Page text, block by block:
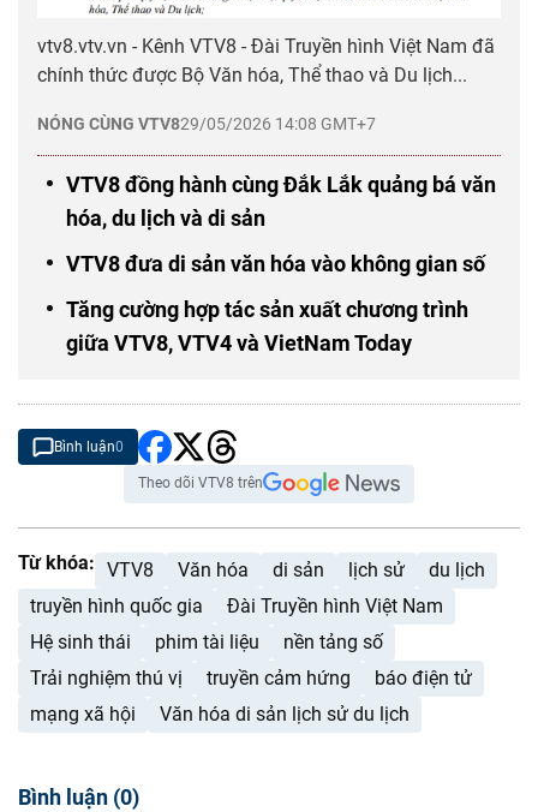
NÓNG CÙNG VTV829/05/2026 14:08 GMT+7
vtv8.vtv.vn - Kênh VTV8 - Đài Truyền hình Việt Nam đã
chính thức được Bộ Văn hóa, Thể thao và Du lịch...
VTV8 đồng hành cùng Đắk Lắk quảng bá văn
hóa, du lịch và di sản
VTV8 đưa di sản văn hóa vào không gian số
Tăng cường hợp tác sản xuất chương trình
giữa VTV8, VTV4 và VietNam Today
Bình luận0
Theo dõi VTV8 trên
Từ khóa: VTV8 Văn hóa di sản lịch sử
du lịch
truyền hình quốc gia
Đài Truyền hình Việt Nam
Hệ sinh thái
phim tài liệu
nền tảng số
Trải nghiệm thú vị
truyền cảm hứng
báo điện tử
mạng xã hội
Văn hóa di sản lịch sử du lịch
Bình luận (0)